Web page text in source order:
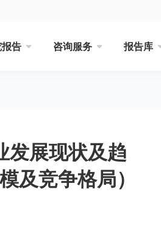
告 咨询服务 报告库
发展现状及趋
及竞争格局）